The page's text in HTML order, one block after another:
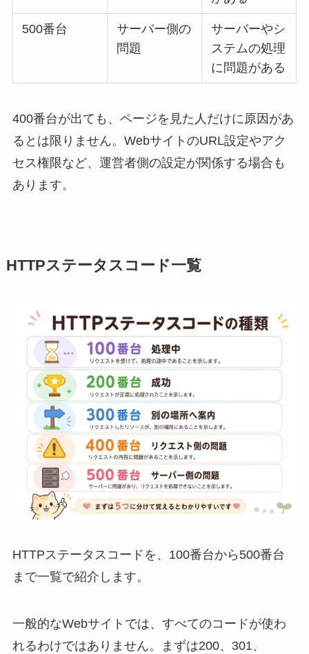
500番台
サーバー側の
問題
サーバーやシ
ステムの処理
に問題がある
400番台が出ても、ページを見た人だけに原因があ
るとは限りません。WebサイトのURL設定やアク
セス権限など、運営者側の設定が関係する場合も
あります。
HTTPステータスコード一覧
HTTPステータスコードを、100番台から500番台
まで一覧で紹介します。
一般的なWebサイトでは、すべてのコードが使わ
れるわけではありません。まずは200、301、